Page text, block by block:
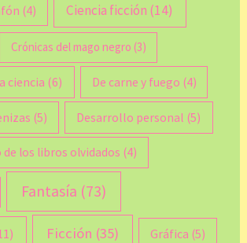
(4) Ciencia ficción (14)
Crónicas del mago negro (3)
ciencia (6) De carne y fuego (4)
(5) Desarrollo personal (5)
los libros olvidados (4)
Fantasía (73)
Ficción (35) Gráfica (5)